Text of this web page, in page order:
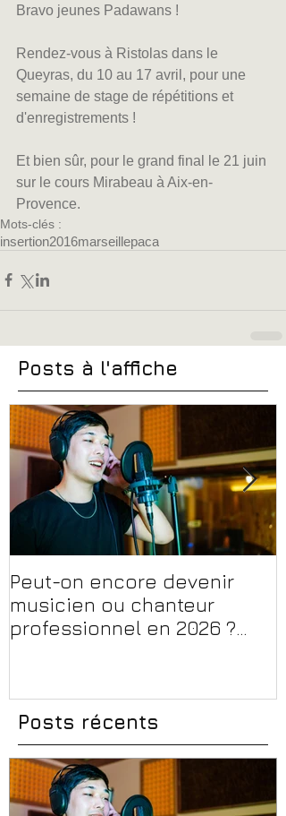
Bravo jeunes Padawans !
Rendez-vous à Ristolas dans le
Queyras, du 10 au 17 avril, pour une
semaine de stage de répétitions et
d'enregistrements !
Et bien sûr, pour le grand final le 21 juin
sur le cours Mirabeau à Aix-en-
Provence.
Mots-clés :
insertion2016marseillepaca
Posts à l'affiche
Peut-on encore devenir
musicien ou chanteur
professionnel en 2026 ?
Posts récents